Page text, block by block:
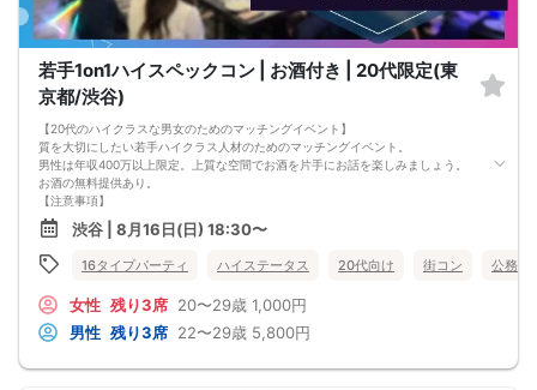
若手1on1ハイスペックコン | お酒付き | 20代限定(東
京都/渋谷)
【20代のハイクラスな男女のためのマッチングイベント】
質を大切にしたい若手ハイクラス人材のためのマッチングイベント。
男性は年収400万以上限定。上質な空間でお酒を片手にお話を楽しみましょう。
お酒の無料提供あり。
【注意事項】
■当日の持ち物
・公的身分証明書 ※ご提示いただけない方はご参加いただけません
■留意事項
・最善を尽くしておりますが、やむを得ない事情（ご予約者様の当日キャンセル
交通費等の補償は致しかねますのであらかじめご了承ください。
・当日は時間に余裕をもってお越しください。10分以上の遅刻はご参加をお断り
する場合がございます。
渋谷 | 8月16日(日) 18:30〜
16タイプパーティ ハイステータス 20代向け 街コン 公務員
女性 残り3席 20〜29歳 1,000円
男性 残り3席 22〜29歳 5,800円